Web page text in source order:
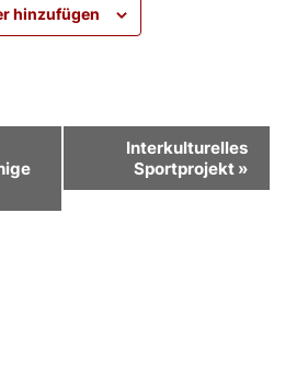
hinzufügen
Interkulturelles
Sportprojekt »